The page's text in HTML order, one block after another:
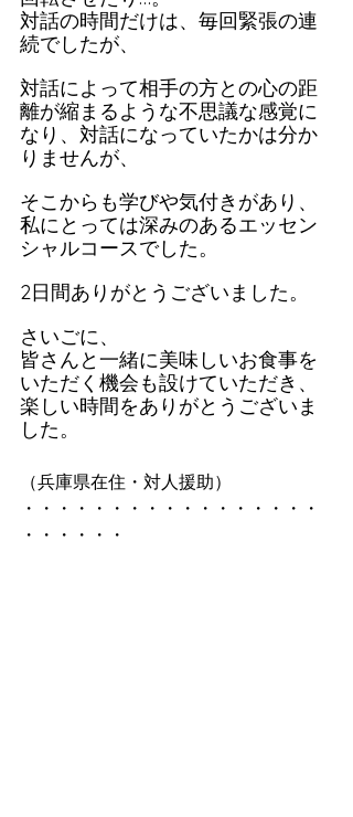
対話の時間だけは、毎回緊張の連
続でしたが、
対話によって相手の方との心の距
離が縮まるような不思議な感覚に
なり、対話になっていたかは分か
りませんが、
そこからも学びや気付きがあり、
私にとっては深みのあるエッセン
シャルコースでした。
2日間ありがとうございました。
さいごに、
皆さんと一緒に美味しいお食事を
いただく機会も設けていただき、
楽しい時間をありがとうございま
した。
（兵庫県在住・対人援助）
・・・・・・・・・・・・・・・・・
・・・・・・